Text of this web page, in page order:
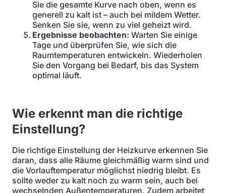
Sie die gesamte Kurve nach oben, wenn es
generell zu kalt ist – auch bei mildem Wetter.
Senken Sie sie, wenn zu viel geheizt wird.
Ergebnisse beobachten: Warten Sie einige
Tage und überprüfen Sie, wie sich die
Raumtemperaturen entwickeln. Wiederholen
Sie den Vorgang bei Bedarf, bis das System
optimal läuft.
Wie erkennt man die richtige
Einstellung?
Die richtige Einstellung der Heizkurve erkennen Sie
daran, dass alle Räume gleichmäßig warm sind und
die Vorlauftemperatur möglichst niedrig bleibt. Es
sollte weder zu kalt noch zu warm sein, auch bei
wechselnden Außentemperaturen. Zudem arbeitet